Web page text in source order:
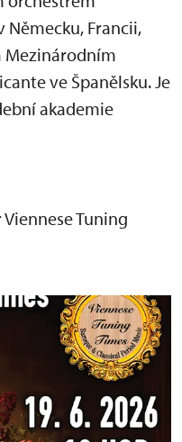
Francii,
Mezinárodním
ve Španělsku. Je
akademie
Tuning